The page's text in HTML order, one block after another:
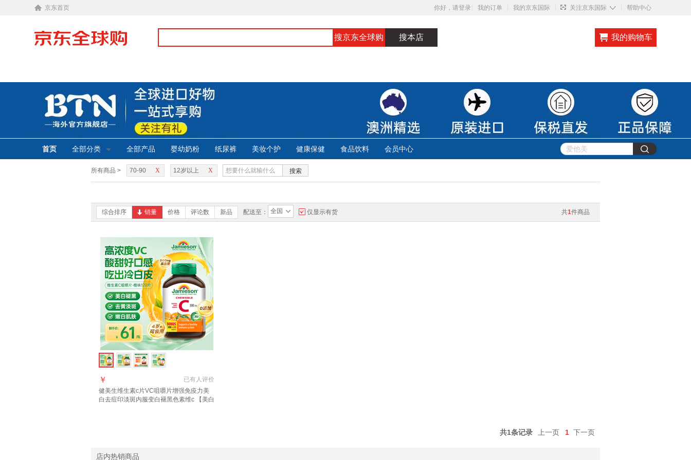
京东首页 你好，请登录 我的订单 我的京东国际 关注京东国际 ◇ 帮助中心
搜京东全球购 搜本店 我的购物车
首页 全部分类 全部产品 婴幼奶粉 纸尿裤 美妆个护 健康保健 食品饮料 会员中心
所有商品 > X
70-90 X
12岁以上 搜索
共1件商品
综合排序 销量 价格 评论数 新品 配送至： 全国 仅显示有货
已有人评价
￥
健美生维生素c片VC咀嚼片增强免疫力美
白去痘印淡斑内服变白褪黑色素维c 【美白
共1条记录 上一页 1 下一页
店内热销商品